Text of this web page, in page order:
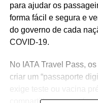
para ajudar os
forma fácil e segura e
do governo de cada
COVID-19.
No IATA Travel Pass,
criar um “passaporte
exige teste ou vacina